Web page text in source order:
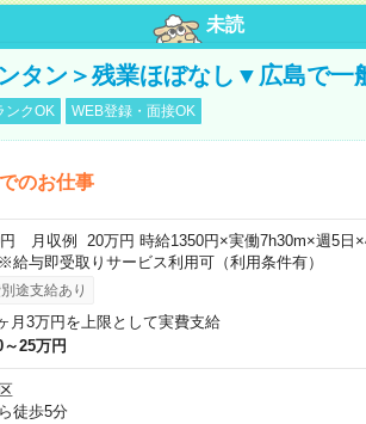
未読
タン＞残業ほぼなし▼広島で一
ンクOK WEB登録・面接OK
のお仕事
月収例 20万円 時給1350円×実働7h30m×週5日
給与即受取りサービス利用可（利用条件有）
途支給あり
月3万円を上限として実費支給
～25万円
徒歩5分